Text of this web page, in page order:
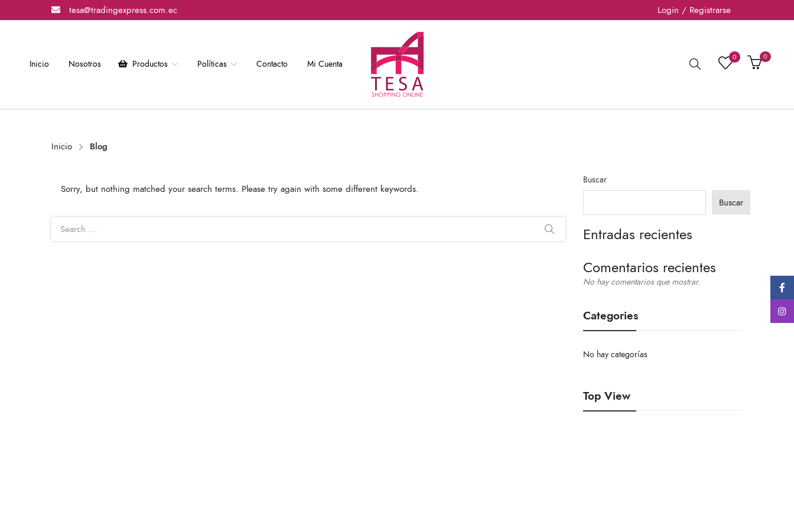
tesa@tradingexpress.com.ec Login / Registrarse
Inicio Nosotros Productos Políticas Contacto Mi Cuenta
0 0
Inicio Blog
Sorry, but nothing matched your search terms. Please try again with some different keywords.
Buscar
Buscar
Entradas recientes
Comentarios recientes
No hay comentarios que mostrar.
Categories
No hay categorías
Top View